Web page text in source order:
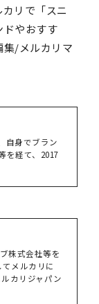
リで「スニ
ドやおすす
集/メルカリマ
自身でブラン
を経て、2017
株式会社等を
メルカリに
カリジャパン